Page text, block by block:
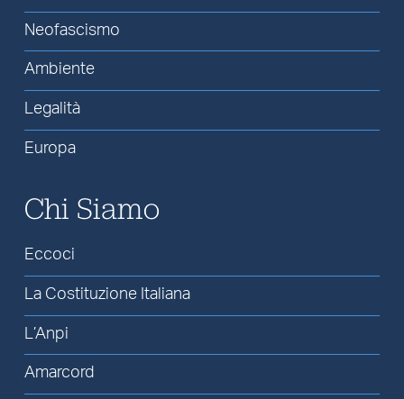
Neofascismo
Ambiente
Legalità
Europa
Chi Siamo
Eccoci
La Costituzione Italiana
L’Anpi
Amarcord